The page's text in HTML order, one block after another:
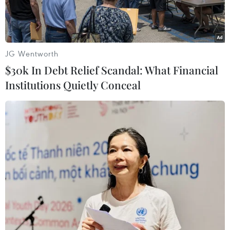
Hội Thầy thuốc trẻ Việt Nam trao tặng trạng thiết bị cho đại diện
các bệnh viện (Ảnh: T.G/Vietnam+)
Chiều 15/9, Trung ương Hội liên hiệp thanh
niên Việt Nam và Trung ương Hội Thầy thuốc
JG Wentworth
$30k In Debt Relief Scandal: What Financial
Institutions Quietly Conceal